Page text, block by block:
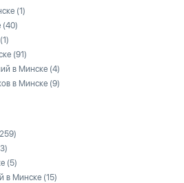
(1)
(40)
(1)
(91)
в Минске (4)
в Минске (9)
(5)
в Минске (15)